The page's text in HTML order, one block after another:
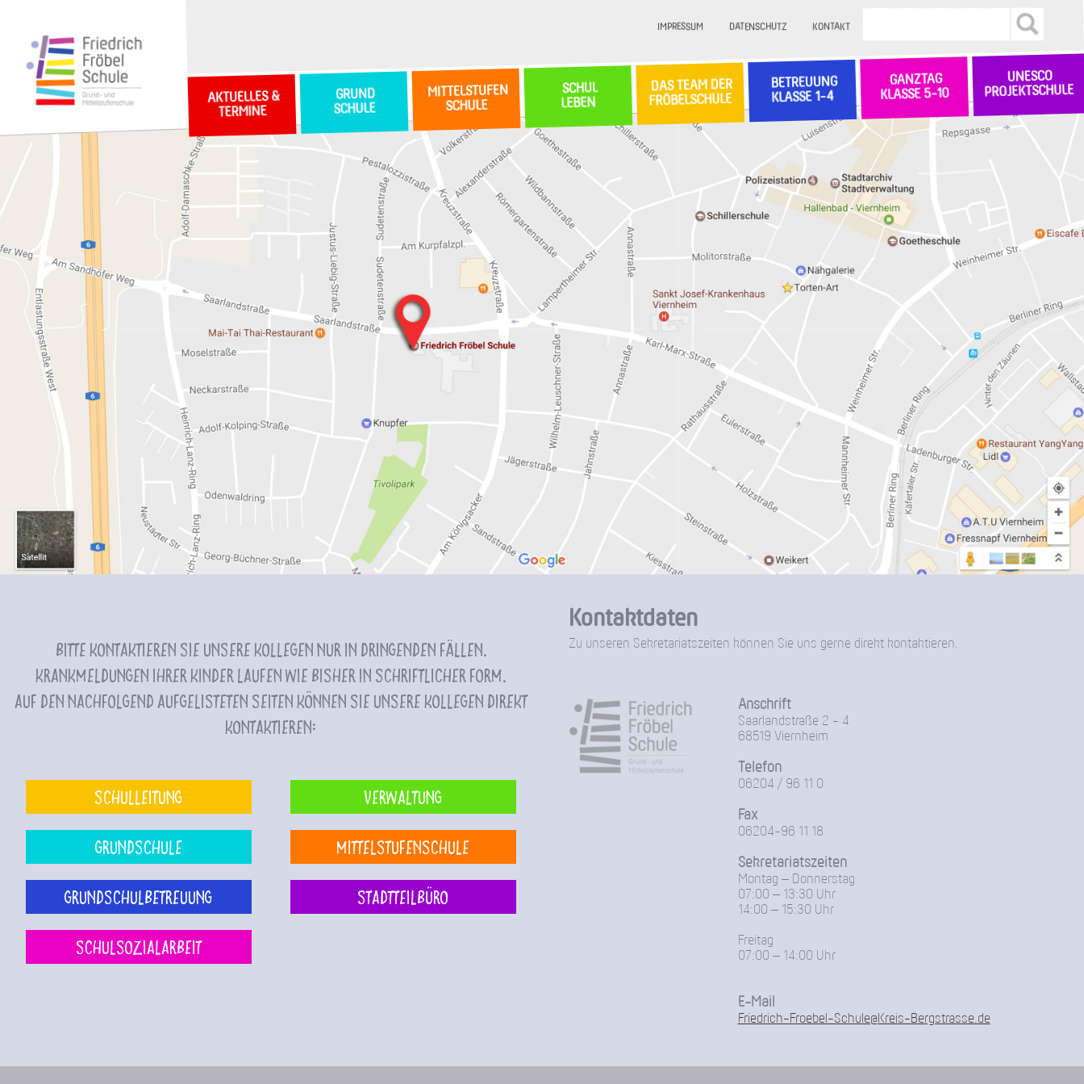
IMPRESSUM DATENSCHUTZ KONTAKT
AKTUELLES &
TERMINE
GRUND
SCHULE
MITTELSTUFEN
SCHULE
SCHUL
LEBEN
DAS TEAM DER
FRÖBELSCHULE
BETREUUNG
KLASSE 1-4
GANZTAG
KLASSE 5-10
UNESCO
PROJEKTSCHULE
Bitte kontaktieren Sie unsere Kollegen nur in dringenden Fällen.
Krankmeldungen Ihrer Kinder laufen wie bisher in schriftlicher Form.
Auf den nachfolgend aufgelisteten Seiten können Sie unsere Kollegen direkt
kontaktieren:
Schulleitung Verwaltung
Grundschule Mittelstufenschule
Grundschulbetreuung Stadtteilbüro
Schulsozialarbeit
Kontaktdaten
Zu unseren Sekretariatszeiten können Sie uns gerne direkt kontaktieren.
Anschrift
Saarlandstraße 2 - 4
68519 Viernheim
Telefon
06204 / 96 11 0
Fax
06204-96 11 18
Sekretariatszeiten
Montag – Donnerstag
07:00 – 13:30 Uhr
14:00 – 15:30 Uhr
Freitag
07:00 – 14:00 Uhr
E-Mail
Friedrich-Froebel-Schule@Kreis-Bergstrasse.de